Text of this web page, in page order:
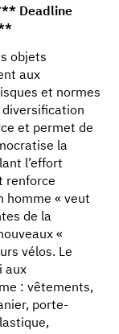
Deadline
objets
aux
et normes
diversification
et permet de
la
l’effort
renforce
homme « veut
de la
«
vélos. Le
aux
: vêtements,
porte-